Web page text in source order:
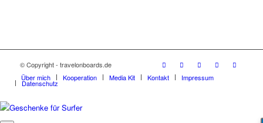
© Copyright - travelonboards.de
Über mich
Kooperation Media Kit Kontakt Impressum
Datenschutz